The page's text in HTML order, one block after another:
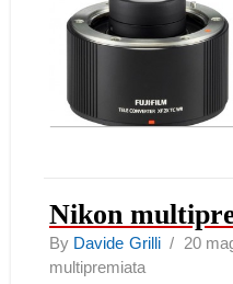
Nikon
By Davide Grilli/ 20
multipremiata